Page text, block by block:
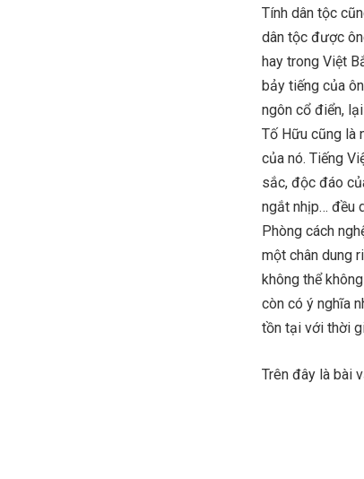
Tính dân tộc
dân tộc được
hay trong Việt
bảy tiếng của
ngôn cổ điển,
Tố Hữu cũng là
của nó. Tiếng
sắc, độc đáo
ngắt nhịp… đều
Phòng cách
một chân dung
không thể
còn có ý nghĩa
tồn tại với thời
Trên đây là bài